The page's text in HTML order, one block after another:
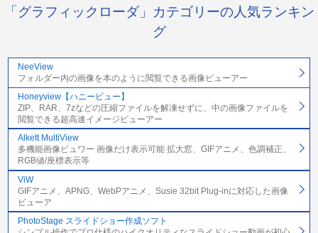
「グラフィックローダ」カテゴリーの人気ランキン
グ
NeeView
フォルダー内の画像を本のように閲覧できる画像ビューアー
Honeyview【ハニービュー】
ZIP、RAR、7zなどの圧縮ファイルを解凍せずに、中の画像ファイルを
閲覧できる超高速イメージビューアー
Alkett MultiView
多機能画像ビュワー 画像だけ表示可能 拡大窓、GIFアニメ、色調補正、
RGB値/座標表示等
ViW
GIFアニメ、APNG、WebPアニメ、Susie 32bit Plug-inに対応した画像
ビューア
PhotoStage スライドショー作成ソフト